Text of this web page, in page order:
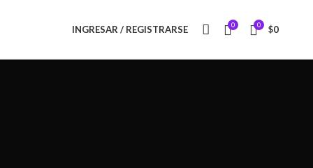
INGRESAR / REGISTRARSE 0 0 $0